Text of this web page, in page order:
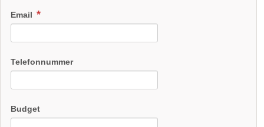
Email
Telefonnummer
Budget